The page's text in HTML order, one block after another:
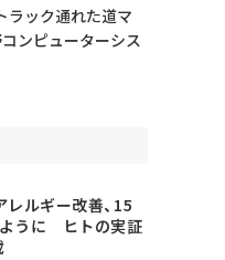
ラック通れた道マ
コンピューターシス
レルギー改善、15
うに ヒトの実証